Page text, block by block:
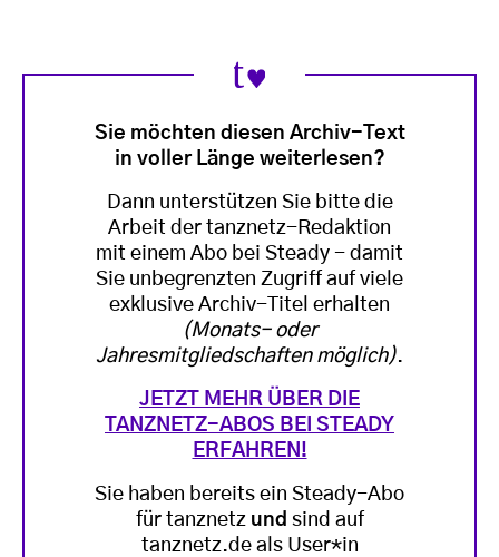
Sie möchten diesen Archiv-Text
in voller Länge weiterlesen?
Dann unterstützen Sie bitte die
Arbeit der tanznetz-Redaktion
mit einem Abo bei Steady - damit
Sie unbegrenzten Zugriff auf viele
exklusive Archiv-Titel erhalten
(Monats- oder
Jahresmitgliedschaften möglich).
JETZT MEHR ÜBER DIE
TANZNETZ-ABOS BEI STEADY
ERFAHREN!
Sie haben bereits ein Steady-Abo
für tanznetz und sind auf
tanznetz.de als User*in